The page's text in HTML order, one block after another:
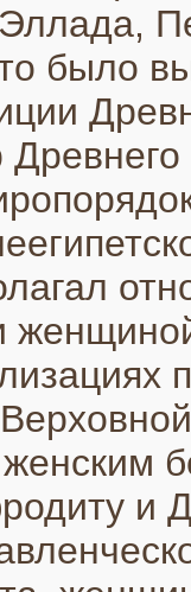
было
и